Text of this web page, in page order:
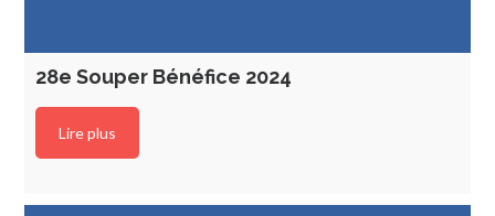
28e Souper Bénéfice 2024
Lire plus